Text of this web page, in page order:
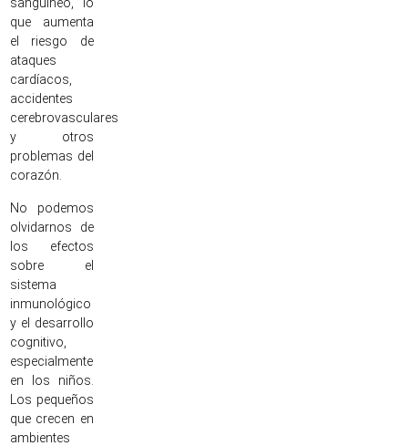
sanguíneo, lo
que aumenta
el riesgo de
ataques
cardíacos,
accidentes
cerebrovasculares
y otros
problemas del
corazón.
No podemos
olvidarnos de
los efectos
sobre el
sistema
inmunológico
y el desarrollo
cognitivo,
especialmente
en los niños.
Los pequeños
que crecen en
ambientes